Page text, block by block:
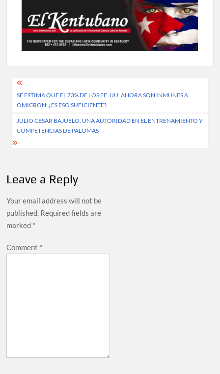
Post
navigation
SE ESTIMA QUE EL 73% DE LOS EE. UU. AHORA SON INMUNES A
OMICRON: ¿ES ESO SUFICIENTE?
JULIO CESAR BAJUELO, UNA AUTORIDAD EN EL ENTRENAMIENTO Y
COMPETENCIAS DE PALOMAS
Leave a Reply
Your email address will not be
published. Required fields are
marked *
Comment *